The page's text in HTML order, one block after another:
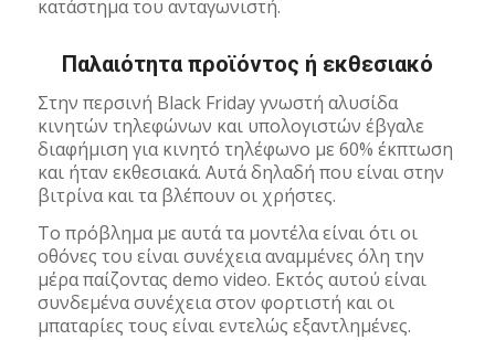
κατάστημα του ανταγωνιστή.
Παλαιότητα προϊόντος ή εκθεσιακό
Στην περσινή Black Friday γνωστή αλυσίδα
κινητών τηλεφώνων και υπολογιστών έβγαλε
διαφήμιση για κινητό τηλέφωνο με 60% έκπτωση
και ήταν εκθεσιακά. Αυτά δηλαδή που είναι στην
βιτρίνα και τα βλέπουν οι χρήστες.
Το πρόβλημα με αυτά τα μοντέλα είναι ότι οι
οθόνες του είναι συνέχεια αναμμένες όλη την
μέρα παίζοντας demo video. Εκτός αυτού είναι
συνδεμένα συνέχεια στον φορτιστή και οι
μπαταρίες τους είναι εντελώς εξαντλημένες.